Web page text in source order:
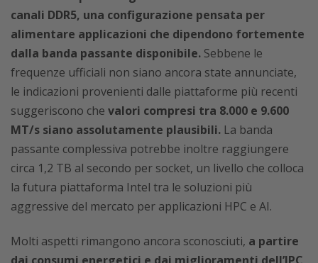
canali DDR5, una configurazione pensata per
alimentare applicazioni che dipendono fortemente
dalla banda passante disponibile. Sebbene le
frequenze ufficiali non siano ancora state annunciate,
le indicazioni provenienti dalle piattaforme più recenti
suggeriscono che valori compresi tra 8.000 e 9.600
MT/s siano assolutamente plausibili. La banda
passante complessiva potrebbe inoltre raggiungere
circa 1,2 TB al secondo per socket, un livello che colloca
la futura piattaforma Intel tra le soluzioni più
aggressive del mercato per applicazioni HPC e AI.
Molti aspetti rimangono ancora sconosciuti, a partire